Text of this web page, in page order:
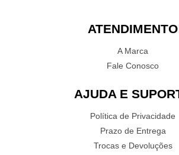
ATENDIMENTO
A Marca
Fale Conosco
AJUDA E
Política de Privacidade
Prazo de Entrega
Trocas e Devoluções